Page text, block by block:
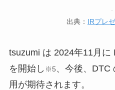
出典： IRプレ
tsuzumi は 2024年11月に
を開始し ※5、今後、DTC
用が期待されます。